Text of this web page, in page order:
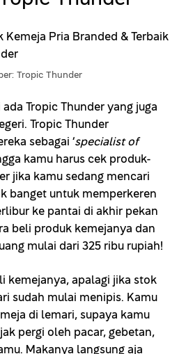
Tropic Thunder
Tropic Thunder yang juga
Tropic Thunder
sebagai ‘specialist of
kamu harus cek produk-
jika kamu sedang mencari
banget untuk memperkeren
ke pantai di akhir pekan
beli produk kemejanya dan
mulai dari 325 ribu rupiah!
kemejanya, apalagi jika stok
sudah mulai menipis. Kamu
di lemari, supaya kamu
pergi oleh pacar, gebetan,
Makanya langsung aja